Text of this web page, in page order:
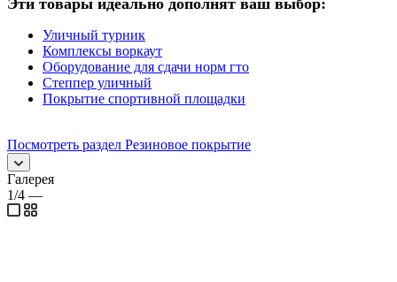
Уличный турник
Комплексы воркаут
Оборудование для сдачи норм гто
Степпер уличный
Покрытие спортивной площадки
Посмотреть раздел Резиновое покрытие
Галерея
1/4 —